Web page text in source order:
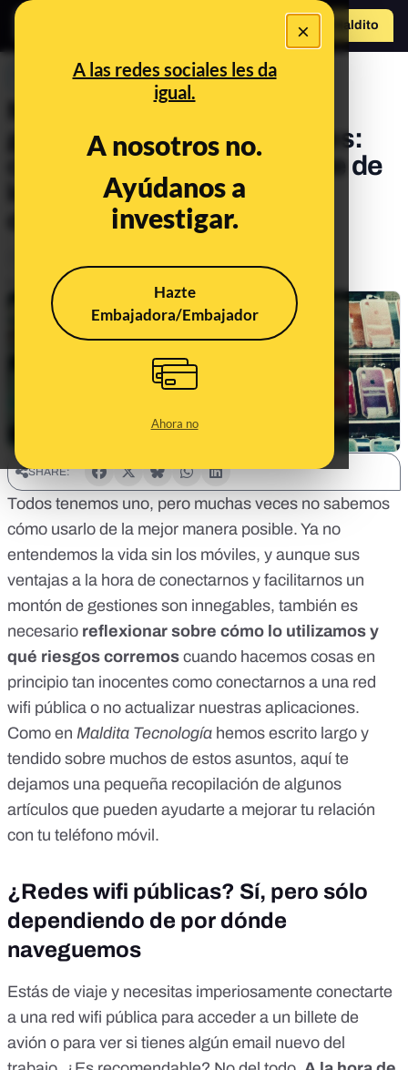
×
A las redes sociales les da
igual.
A nosotros no.
Ayúdanos a
investigar.
Hazte
Embajadora/Embajador
Ahora no
Hazte Maldito
PREBUNKING
Móviles, ciberseguridad y
gestión de datos personales:
cuando un uso responsable de
los teléfonos nos evita
disgustos
Publicado el
SHARE:
Todos tenemos uno, pero muchas veces no sabemos
cómo usarlo de la mejor manera posible. Ya no
entendemos la vida sin los móviles, y aunque sus
ventajas a la hora de conectarnos y facilitarnos un
montón de gestiones son innegables, también es
necesario reflexionar sobre cómo lo utilizamos y
qué riesgos corremos cuando hacemos cosas en
principio tan inocentes como conectarnos a una red
wifi pública o no actualizar nuestras aplicaciones.
Como en Maldita Tecnología hemos escrito largo y
tendido sobre muchos de estos asuntos, aquí te
dejamos una pequeña recopilación de algunos
artículos que pueden ayudarte a mejorar tu relación
con tu teléfono móvil.
¿Redes wifi públicas? Sí, pero sólo
dependiendo de por dónde
naveguemos
Estás de viaje y necesitas imperiosamente conectarte
a una red wifi pública para acceder a un billete de
avión o para ver si tienes algún email nuevo del